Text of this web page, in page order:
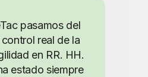
pasamos del
real de la
en RR. HH.
estado siempre